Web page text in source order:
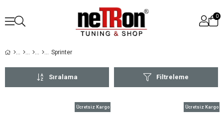
0
Sprinter
Filtreleme
Sıralama
Ücretsiz Kargo Ücretsiz Kargo